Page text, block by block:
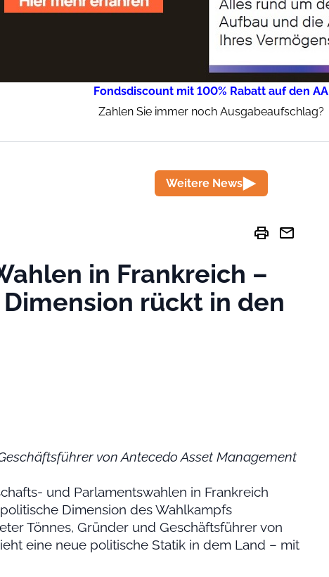
Fondsdiscount mit 100% Rabatt auf den AA
Zahlen Sie immer noch Ausgabeaufschlag?
Weitere News
print mail
in Frankreich –
rückt in den
von Antecedo Asset Management
und Parlamentswahlen in Frankreich
Dimension des Wahlkampfs
Tönnes, Gründer und Geschäftsführer von
eine neue politische Statik in dem Land – mit